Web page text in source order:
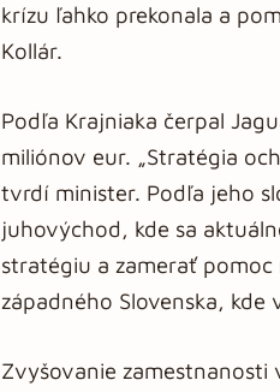
krízu ľahko prekonala a
Kollár.
Podľa Krajniaka čerpal
miliónov eur. „Stratégia
tvrdí minister. Podľa jeho
juhovýchod, kde sa
stratégiu a zamerať
západného Slovenska,
Zvyšovanie zamestnanosti